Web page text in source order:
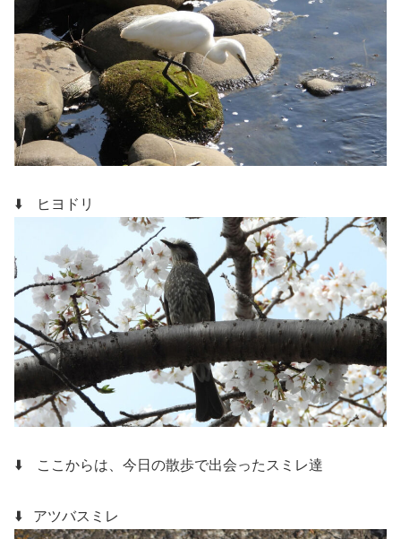
⬇️ ヒヨドリ
⬇️ ここからは、今日の散歩で出会ったスミレ達
⬇️ アツバスミレ